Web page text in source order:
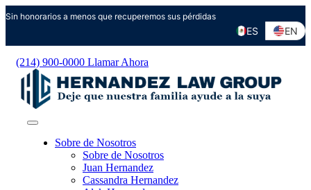
Ir
al
Sin honorarios a menos que recuperemos sus pérdidas
ES EN
(214) 900-0000 Llamar Ahora
Sobre de Nosotros
Sobre de Nosotros
Juan Hernandez
Cassandra Hernandez